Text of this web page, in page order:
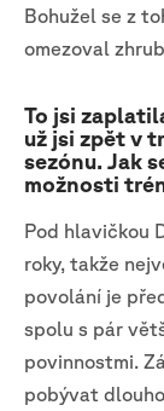
Bohužel se z
omezoval
To jsi
už jsi zpět v
sezónu. Jak
možnosti
Pod hlavičkou
roky, takže
povolání je
spolu s pár
povinnostmi.
pobývat